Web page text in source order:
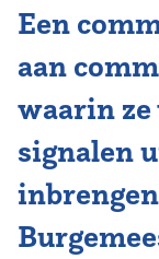
Kennis &
Vereniging
Een
aan
waarin
signalen